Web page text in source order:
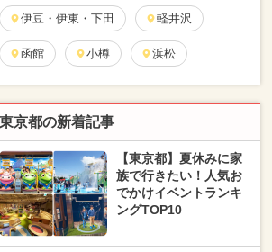
伊豆・伊東・下田 軽井沢
函館 小樽 浜松
東京都の新着記事
【東京都】夏休みに家
族で行きたい！人気お
でかけイベントランキ
ングTOP10